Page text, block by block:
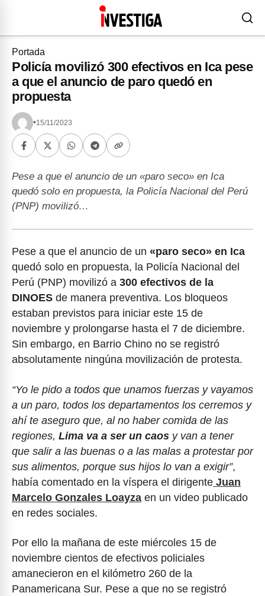
Portada
Policía movilizó 300 efectivos en Ica pese
a que el anuncio de paro quedó en
propuesta
•15/11/2023
Pese a que el anuncio de un «paro seco» en Ica
quedó solo en propuesta, la Policía Nacional del Perú
(PNP) movilizó…
Pese a que el anuncio de un «paro seco» en Ica
quedó solo en propuesta, la Policía Nacional del
Perú (PNP) movilizó a 300 efectivos de la
DINOES de manera preventiva. Los bloqueos
estaban previstos para iniciar este 15 de
noviembre y prolongarse hasta el 7 de diciembre.
Sin embargo, en Barrio Chino no se registró
absolutamente ningúna movilización de protesta.
“Yo le pido a todos que unamos fuerzas y vayamos
a un paro, todos los departamentos los cerremos y
ahí te aseguro que, al no haber comida de las
regiones, Lima va a ser un caos y van a tener
que salir a las buenas o a las malas a protestar por
sus alimentos, porque sus hijos lo van a exigir”,
había comentado en la víspera el dirigente Juan
Marcelo Gonzales Loayza en un video publicado
en redes sociales.
Por ello la mañana de este miércoles 15 de
noviembre cientos de efectivos policiales
amanecieron en el kilómetro 260 de la
Panamericana Sur. Pese a que no se registró